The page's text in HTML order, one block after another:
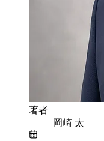
著者
岡崎 太